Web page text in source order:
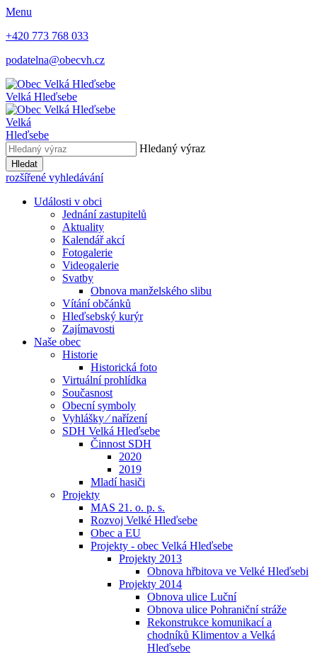
Menu
+420 773 768 033
podatelna@obecvh.cz
Velká Hleďsebe
Velká
Hleďsebe
Hledaný výraz
Hledat
rozšířené vyhledávání
Události v obci
Jednání zastupitelů
Aktuality
Kalendář akcí
Fotogalerie
Videogalerie
Svatby
Obnova manželského slibu
Vítání občánků
Hleďsebský kurýr
Zajímavosti
Naše obec
Historie
Historická foto
Virtuální prohlídka
Současnost
Obecní symboly
Vyhlášky ⁄ nařízení
SDH Velká Hleďsebe
Činnost SDH
2020
2019
Mladí hasiči
Projekty
MAS 21. o. p. s.
Rozvoj Velké Hleďsebe
Obec a EU
Projekty - obec Velká Hleďsebe
Projekty 2013
Obnova hřbitova ve Velké Hleďsebi
Projekty 2014
Obnova ulice Luční
Obnova ulice Pohraniční stráže
Rekonstrukce komunikací a
chodníků Klimentov a Velká
Hleďsebe